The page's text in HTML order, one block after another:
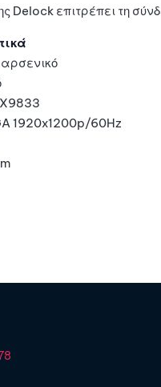
Delock επιτρέπει τη
1920x1200p/60Hz